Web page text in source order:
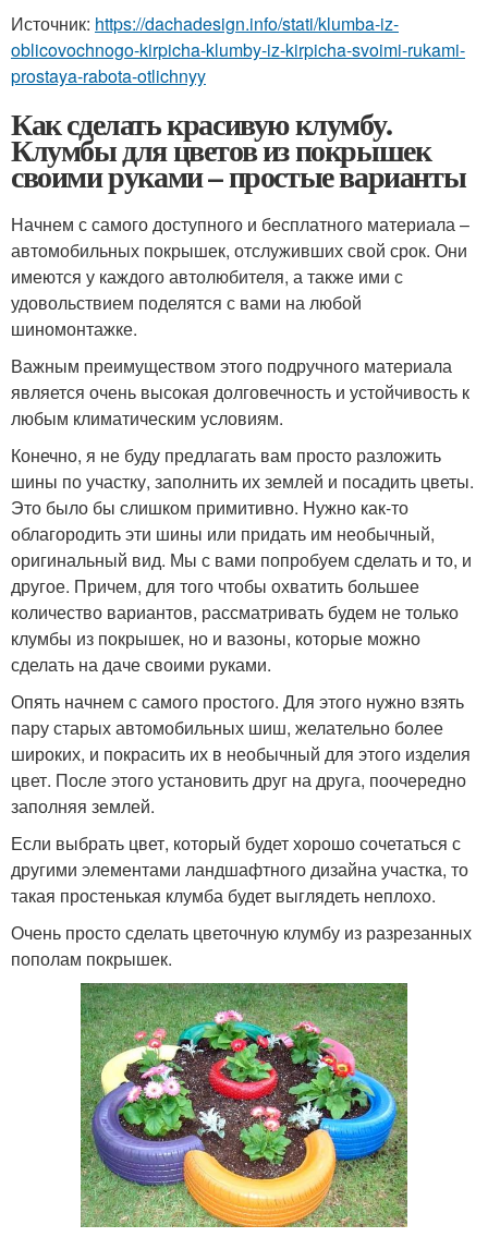
Источник: https://dachadesign.info/stati/klumba-iz-
oblicovochnogo-kirpicha-klumby-iz-kirpicha-svoimi-rukami-
prostaya-rabota-otlichnyy
Как сделать красивую клумбу.
Клумбы для цветов из покрышек
своими руками – простые варианты
Начнем с самого доступного и бесплатного материала –
автомобильных покрышек, отслуживших свой срок. Они
имеются у каждого автолюбителя, а также ими с
удовольствием поделятся с вами на любой
шиномонтажке.
Важным преимуществом этого подручного материала
является очень высокая долговечность и устойчивость к
любым климатическим условиям.
Конечно, я не буду предлагать вам просто разложить
шины по участку, заполнить их землей и посадить цветы.
Это было бы слишком примитивно. Нужно как-то
облагородить эти шины или придать им необычный,
оригинальный вид. Мы с вами попробуем сделать и то, и
другое. Причем, для того чтобы охватить большее
количество вариантов, рассматривать будем не только
клумбы из покрышек, но и вазоны, которые можно
сделать на даче своими руками.
Опять начнем с самого простого. Для этого нужно взять
пару старых автомобильных шиш, желательно более
широких, и покрасить их в необычный для этого изделия
цвет. После этого установить друг на друга, поочередно
заполняя землей.
Если выбрать цвет, который будет хорошо сочетаться с
другими элементами ландшафтного дизайна участка, то
такая простенькая клумба будет выглядеть неплохо.
Очень просто сделать цветочную клумбу из разрезанных
пополам покрышек.